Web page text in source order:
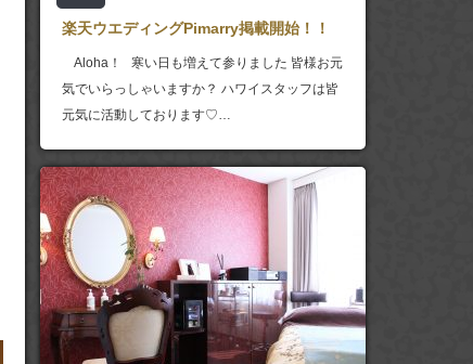
楽天ウエディングPimarry掲載開始！！
Aloha！ 寒い日も増えて参りました 皆様お元
気でいらっしゃいますか？ ハワイスタッフは皆
元気に活動しております♡…